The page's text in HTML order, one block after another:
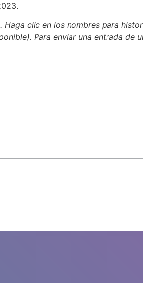
clic en los nombres para
Para enviar una entrada de